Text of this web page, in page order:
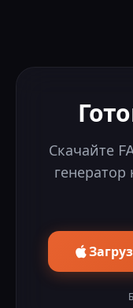
Скачайте